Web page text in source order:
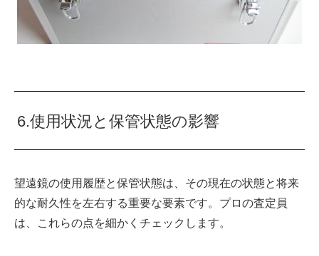
6.使用状況と保管状態の影響
望遠鏡の使用履歴と保管状態は、その現在の状態と将来
的な耐久性を左右する重要な要素です。プロの査定員
は、これらの点を細かくチェックします。